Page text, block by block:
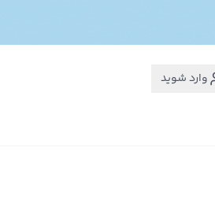
وارد شوید